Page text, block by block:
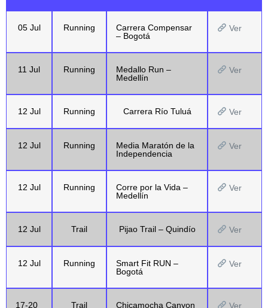
05 Jul Running
Carrera Compensar
– Bogotá
Ver
11 Jul Running
Medallo Run –
Medellín
Ver
12 Jul Running Carrera Río Tuluá Ver
12 Jul Running
Media Maratón de la
Independencia
Ver
12 Jul Running
Corre por la Vida –
Medellín
Ver
12 Jul Trail Pijao Trail – Quindío Ver
12 Jul Running
Smart Fit RUN –
Bogotá
Ver
17-20 Trail Chicamocha Canyon Ver